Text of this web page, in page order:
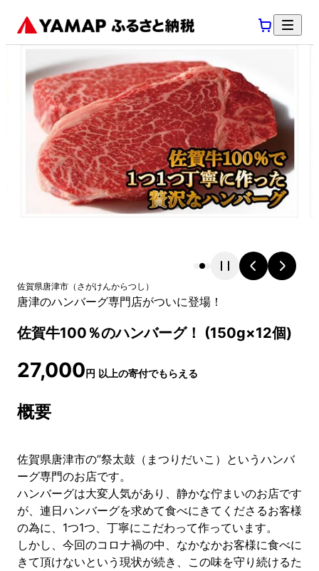
佐賀県唐津市 （ さがけんからつし ）
唐津のハンバーグ専門店がついに登場！
佐賀牛100％のハンバーグ！ (150g×12個)
27,000円 以上の寄付でもらえる
概要
佐賀県唐津市の”祭太鼓（まつりだいこ）というハンバ
ーグ専門のお店です。
ハンバーグは大変人気があり、静かな佇まいのお店です
が、連日ハンバーグを求めて食べにきてくださるお客様
の為に、1つ1つ、丁寧にこだわって作っています。
しかし、今回のコロナ禍の中、なかなかお客様に食べに
きて頂けないという現状が続き、この味を守り続けるた